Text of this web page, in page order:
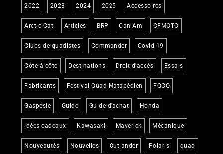
2022 2023 2024 2025 Accessoires
Arctic Cat Articles BRP Can-Am CFMOTO
Clubs de quadistes Commander Covid-19
Côte-à-côte Destinations Droit d'accès Essais
Fabricants Festival Quad Matapédien FQCQ
Gaspésie Guide Guide d'achat Honda
idées cadeaux Kawasaki Maverick Mécanique
Nouveautés Nouvelles Outlander Polaris quad